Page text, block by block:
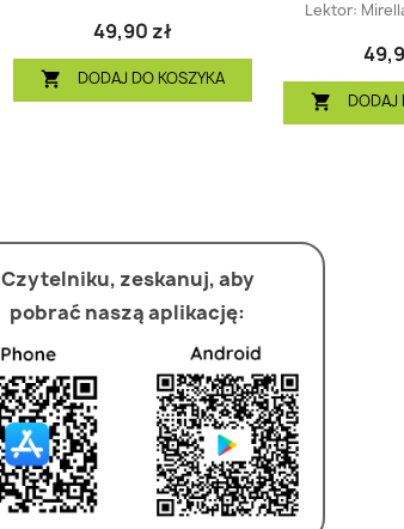
49,90 zł
 DODAJ DO KOSZYKA
Lektor:
 DODAJ
Czytelniku, zeskanuj, aby
pobrać naszą aplikację: